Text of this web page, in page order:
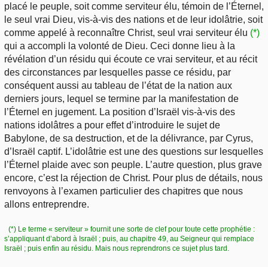
placé le peuple, soit comme serviteur élu, témoin de l’Éternel,
le seul vrai Dieu, vis-à-vis des nations et de leur idolâtrie, soit
comme appelé à reconnaître Christ, seul vrai serviteur élu (*)
qui a accompli la volonté de Dieu. Ceci donne lieu à la
révélation d’un résidu qui écoute ce vrai serviteur, et au récit
des circonstances par lesquelles passe ce résidu, par
conséquent aussi au tableau de l’état de la nation aux
derniers jours, lequel se termine par la manifestation de
l’Éternel en jugement. La position d’Israël vis-à-vis des
nations idolâtres a pour effet d’introduire le sujet de
Babylone, de sa destruction, et de la délivrance, par Cyrus,
d’Israël captif. L’idolâtrie est une des questions sur lesquelles
l’Éternel plaide avec son peuple. L’autre question, plus grave
encore, c’est la réjection de Christ. Pour plus de détails, nous
renvoyons à l’examen particulier des chapitres que nous
allons entreprendre.
(*) Le terme « serviteur » fournit une sorte de clef pour toute cette prophétie :
s’appliquant d’abord à Israël ; puis, au chapitre 49, au Seigneur qui remplace
Israël ; puis enfin au résidu. Mais nous reprendrons ce sujet plus tard.